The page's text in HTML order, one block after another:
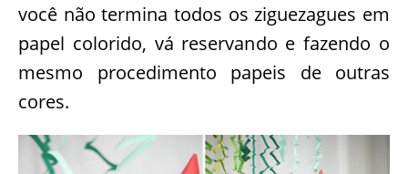
você não termina todos os ziguezagues em
papel colorido, vá reservando e fazendo o
mesmo procedimento papeis de outras
cores.